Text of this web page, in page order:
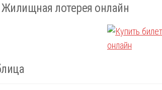
Жилищная лотерея онлайн